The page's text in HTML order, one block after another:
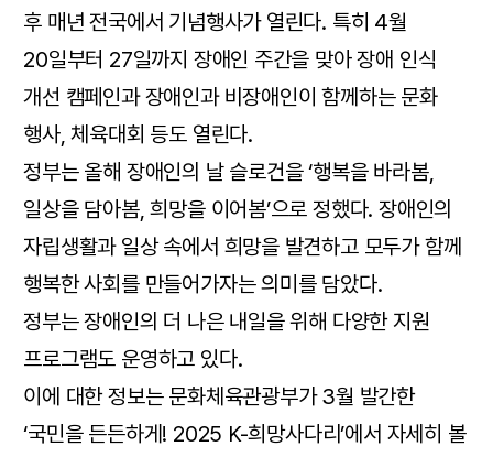
후 매년 전국에서 기념행사가 열린다. 특히 4월
20일부터 27일까지 장애인 주간을 맞아 장애 인식
개선 캠페인과 장애인과 비장애인이 함께하는 문화
행사, 체육대회 등도 열린다.
정부는 올해 장애인의 날 슬로건을 ‘행복을 바라봄,
일상을 담아봄, 희망을 이어봄’으로 정했다. 장애인의
자립생활과 일상 속에서 희망을 발견하고 모두가 함께
행복한 사회를 만들어가자는 의미를 담았다.
정부는 장애인의 더 나은 내일을 위해 다양한 지원
프로그램도 운영하고 있다.
이에 대한 정보는 문화체육관광부가 3월 발간한
‘국민을 든든하게! 2025 K-희망사다리’에서 자세히 볼